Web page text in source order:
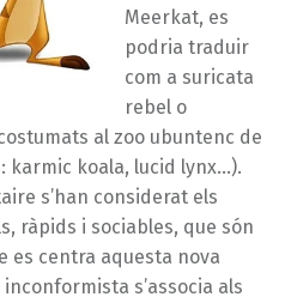
Meerkat, es
podria traduir
com a suricata
rebel o
al zoo ubuntenc de
koala, lucid lynx…).
s’han considerat els
ràpids i sociables, que són
es centra aquesta nova
s’associa als